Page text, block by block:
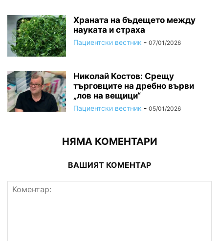
Храната на бъдещето между
науката и страха
Пациентски вестник - 07/01/2026
Николай Костов: Срещу
търговците на дребно върви
„лов на вещици“
Пациентски вестник - 05/01/2026
НЯМА КОМЕНТАРИ
ВАШИЯТ КОМЕНТАР